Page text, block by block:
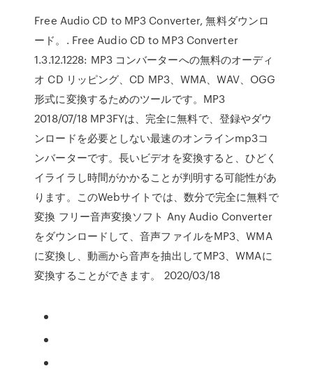
Free Audio CD to MP3 Converter, 無料ダウンロ
ード。. Free Audio CD to MP3 Converter
1.3.12.1228: MP3 コンバーターへの無料のオーディ
オ CD リッピング、CD MP3、WMA、WAV、OGG
形式に変換するためのツールです。MP3
2018/07/18 MP3FYは、完全に無料で、登録やダウ
ンロードを必要としない最速のオンラインmp3コ
ンバーターです。長いビデオを変換すると、ひどく
イライラし時間がかかることが判明する可能性があ
ります。このWebサイトでは、数分で完全に無料で
変換 フリー音声変換ソフト Any Audio Converter
をダウンロードして、音声ファイルをMP3、WMA
に変換し、動画から音声を抽出してMP3、WMAに
変換することができます。 2020/03/18